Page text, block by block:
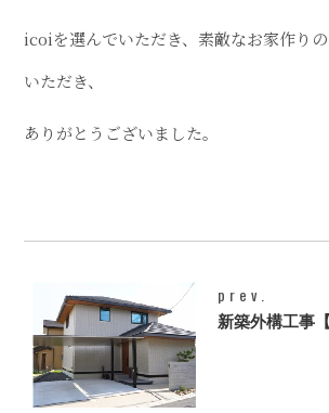
icoiを選んでいただき、素敵なお家作り
いただき、
ありがとうございました。
prev.
新築外構工事